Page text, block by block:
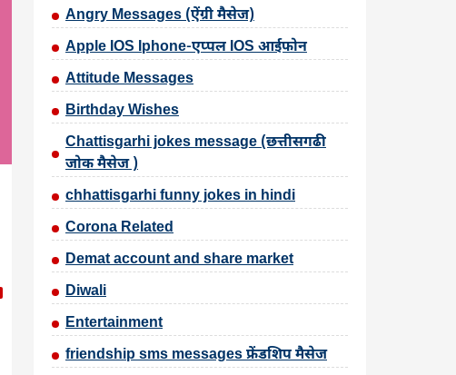
Angry Messages (ऐंग्री मैसेज)
Apple IOS Iphone-एप्पल IOS आईफोन
Attitude Messages
Birthday Wishes
Chattisgarhi jokes message (छत्तीसगढी
जोक मैसेज )
chhattisgarhi funny jokes in hindi
Corona Related
Demat account and share market
Diwali
Entertainment
friendship sms messages फ्रेंडशिप मैसेज